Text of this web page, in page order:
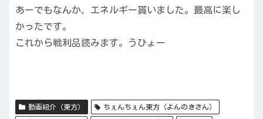
あーでもなんか、エネルギー貰いました。最高に楽し
かったです。
これから戦利品読みます。うひょー
動画紹介（東方） ちぇんちぇん東方（よんのきさん）